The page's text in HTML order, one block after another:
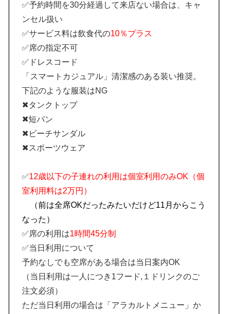
✅予約時間を30分経過して来店ない場合は、キャ
ンセル扱い
✅サービス料は飲食代の10％プラス
✅席の指定不可
✅ドレスコード
「スマートカジュアル」清潔感のある装い推奨。
下記のような服装はNG
✖タンクトップ
✖短パン
✖ビーチサンダル
✖スポーツウェア
✅12歳以下の子連れの利用は個室利用のみOK（個
室利用料は2万円）
（前は全席OKだったみたいだけど11月からこう
なった）
✅席の利用は1時間45分制
✅当日利用について
予約なしでも空席がある場合は当日案内OK
（当日利用は一人につき1フード,１ドリンクのご
注文必須）
ただ当日利用の場合は「アラカルトメニュー」か